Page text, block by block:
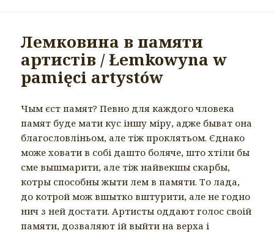
Лемковина в памяти
артистів / Łemkowyna w
pamięci artystów
Чым єст памят? Певно для каждого чловека
памят буде мати кус іншу міру, адже быват она
благословліньом, але тіж проклятьом. Єднако
може ховати в собі дашто боляче, што хтіли бы
сме вышмарити, але тіж найвекшы скарбы,
котры способны жыти лем в памяти. То лада,
до котрой мож вшытко вштурити, але не годно
нич з ней достати. Артисты оддают голос своій
памяти, дозваляют ій выйти на верха і